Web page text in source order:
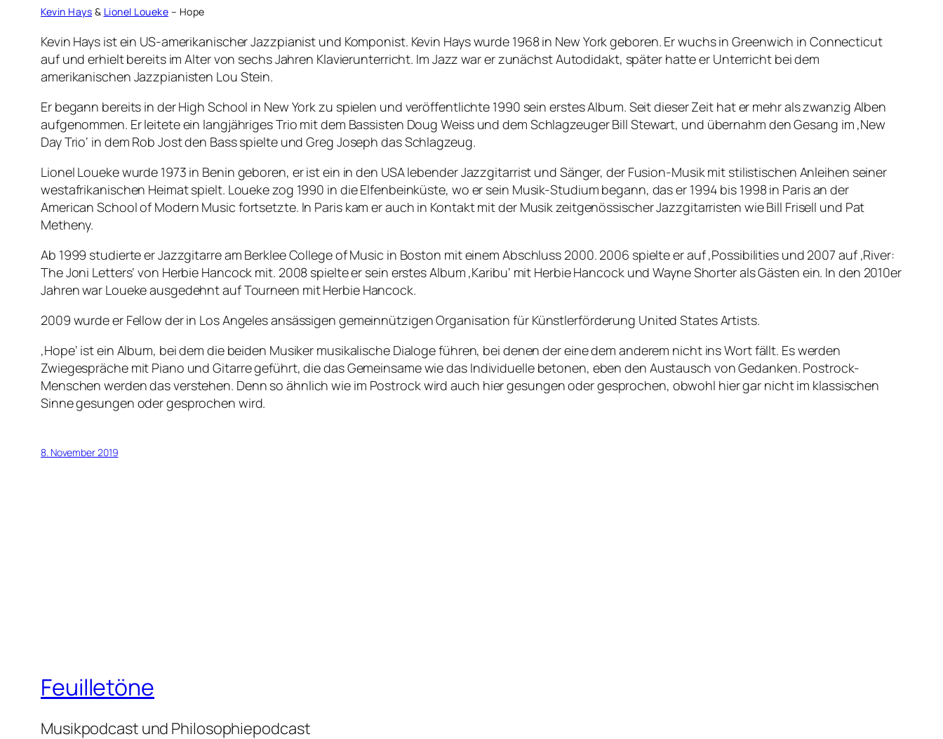
Kevin Hays & Lionel Loueke – Hope
Kevin Hays ist ein US-amerikanischer Jazzpianist und Komponist. Kevin Hays wurde 1968 in New York geboren. Er wuchs in Greenwich in Connecticut
auf und erhielt bereits im Alter von sechs Jahren Klavierunterricht. Im Jazz war er zunächst Autodidakt, später hatte er Unterricht bei dem
amerikanischen Jazzpianisten Lou Stein.
Er begann bereits in der High School in New York zu spielen und veröffentlichte 1990 sein erstes Album. Seit dieser Zeit hat er mehr als zwanzig Alben
aufgenommen. Er leitete ein langjähriges Trio mit dem Bassisten Doug Weiss und dem Schlagzeuger Bill Stewart, und übernahm den Gesang im ‚New
Day Trio‘ in dem Rob Jost den Bass spielte und Greg Joseph das Schlagzeug.
Lionel Loueke wurde 1973 in Benin geboren, er ist ein in den USA lebender Jazzgitarrist und Sänger, der Fusion-Musik mit stilistischen Anleihen seiner
westafrikanischen Heimat spielt. Loueke zog 1990 in die Elfenbeinküste, wo er sein Musik-Studium begann, das er 1994 bis 1998 in Paris an der
American School of Modern Music fortsetzte. In Paris kam er auch in Kontakt mit der Musik zeitgenössischer Jazzgitarristen wie Bill Frisell und Pat
Metheny.
Ab 1999 studierte er Jazzgitarre am Berklee College of Music in Boston mit einem Abschluss 2000. 2006 spielte er auf ‚Possibilities und 2007 auf ‚River:
The Joni Letters‘ von Herbie Hancock mit. 2008 spielte er sein erstes Album ‚Karibu‘ mit Herbie Hancock und Wayne Shorter als Gästen ein. In den 2010er
Jahren war Loueke ausgedehnt auf Tourneen mit Herbie Hancock.
2009 wurde er Fellow der in Los Angeles ansässigen gemeinnützigen Organisation für Künstlerförderung United States Artists.
‚Hope‘ ist ein Album, bei dem die beiden Musiker musikalische Dialoge führen, bei denen der eine dem anderem nicht ins Wort fällt. Es werden
Zwiegespräche mit Piano und Gitarre geführt, die das Gemeinsame wie das Individuelle betonen, eben den Austausch von Gedanken. Postrock-
Menschen werden das verstehen. Denn so ähnlich wie im Postrock wird auch hier gesungen oder gesprochen, obwohl hier gar nicht im klassischen
Sinne gesungen oder gesprochen wird.
8. November 2019
Feuilletöne
Musikpodcast und Philosophiepodcast